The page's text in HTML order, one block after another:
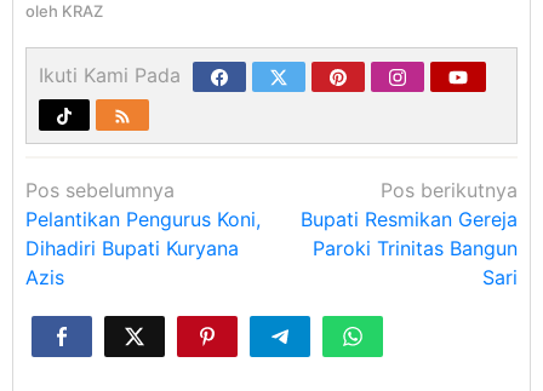
oleh KRAZ
Ikuti Kami Pada
Navigasi
pos
Pos sebelumnya
Pelantikan Pengurus Koni,
Dihadiri Bupati Kuryana
Azis
Pos berikutnya
Bupati Resmikan Gereja
Paroki Trinitas Bangun
Sari